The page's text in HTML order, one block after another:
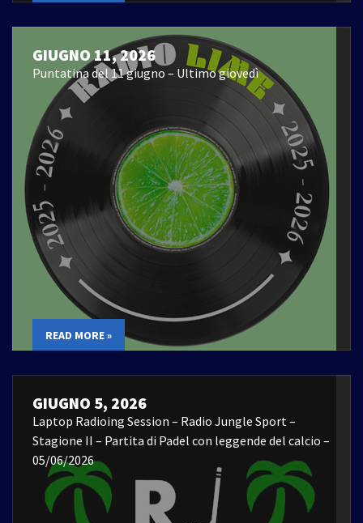
GIUGNO 11, 2026
Puntatina del 11 giugno – Ultimo giovedì
READ MORE »
GIUGNO 5, 2026
Laptop Radioing Session – Radio Jungle Sport –
Stagione II – Partita di Padel con leggende del calcio –
05/06/2026